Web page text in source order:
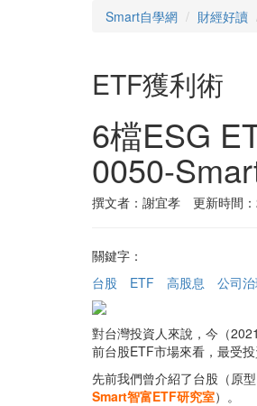
Smart自學網 財經好讀
ETF獲利術
6檔ESG
0050-
撰文者：謝宜孝 更新時間
關鍵字：
台股
ETF 高股息 公司
對台灣投資人來說，今（
前台股ETF市場來看，最受
先前我們曾介紹了台股（原
Smart智富ETF研究室）。